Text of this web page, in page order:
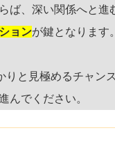
ば、深い関係へと進
ョンが鍵となります。
りと見極めるチャン
んでください。